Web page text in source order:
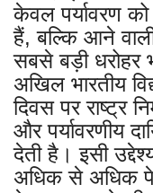
केवल पर्यावरण
हैं, बल्कि आने वाली
सबसे बड़ी धरोहर
अखिल भारतीय
दिवस पर राष्ट्र
और पर्यावरणीय
देती है। इसी
अधिक से अधिक